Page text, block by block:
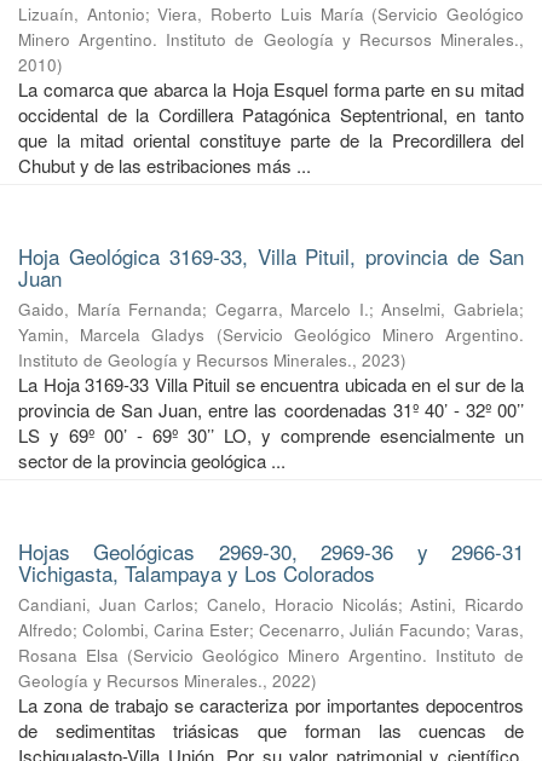
Lizuaín, Antonio;Viera, Roberto Luis María (Servicio Geológico
Minero Argentino. Instituto de Geología y Recursos Minerales.,
2010)
La comarca que abarca la Hoja Esquel forma parte en su mitad
occidental de la Cordillera Patagónica Septentrional, en tanto
que la mitad oriental constituye parte de la Precordillera del
Chubut y de las estribaciones más ...
Hoja Geológica 3169-33, Villa Pituil, provincia de San
Juan
Gaido, María Fernanda; Cegarra, Marcelo I.;Anselmi, Gabriela;
Yamin, Marcela Gladys
(Servicio Geológico Minero Argentino.
Instituto de Geología y Recursos Minerales., 2023)
La Hoja 3169-33 Villa Pituil se encuentra ubicada en el sur de la
provincia de San Juan, entre las coordenadas 31º 40’ - 32º 00’’
LS y 69º 00’ - 69º 30’’ LO, y comprende esencialmente un
sector de la provincia geológica ...
Hojas Geológicas 2969-30, 2969-36 y 2966-31
Vichigasta, Talampaya y Los Colorados
Candiani, Juan Carlos;Canelo, Horacio Nicolás;Astini, Ricardo
Alfredo; Colombi, Carina Ester; Cecenarro, Julián Facundo; Varas,
Rosana Elsa (Servicio Geológico Minero Argentino. Instituto de
Geología y Recursos Minerales., 2022)
La zona de trabajo se caracteriza por importantes depocentros
de sedimentitas triásicas que forman las cuencas de
Ischigualasto-Villa Unión. Por su valor patrimonial y cientíﬁco,